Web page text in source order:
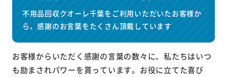
不用品回収クオーレ千葉をご利用いただいたお客様か
ら、感謝のお言葉をたくさん頂戴しています
お客様からいただく感謝の言葉の数々に、私たちはいつ
も励まされパワーを貰っています。お役に立てた喜び